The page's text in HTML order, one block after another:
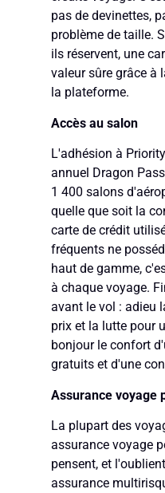
pas de devinettes,
problème de taille.
ils réservent, une
valeur sûre grâce à
la plateforme.
Accès au salon
L'adhésion à
annuel Dragon
1 400 salons
quelle que soit la
carte de crédit
fréquents ne
haut de gamme,
à chaque voyage.
avant le vol : adieu
prix et la lutte pour
bonjour le confort
gratuits et d'une
Assurance voyage
La plupart des
assurance voyage
pensent, et
assurance